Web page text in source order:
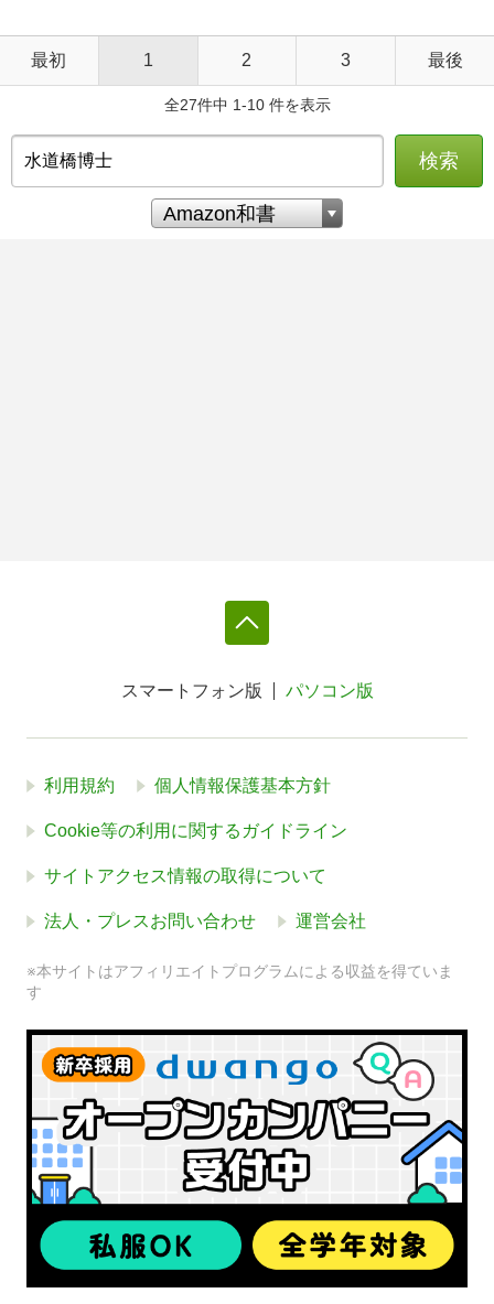
最初 1 2 3 最後
全27件中 1-10 件を表示
検索
スマートフォン版 パソコン版
利用規約 個人情報保護基本方針
Cookie等の利用に関するガイドライン
サイトアクセス情報の取得について
法人・プレスお問い合わせ 運営会社
※本サイトはアフィリエイトプログラムによる収益を得ていま
す